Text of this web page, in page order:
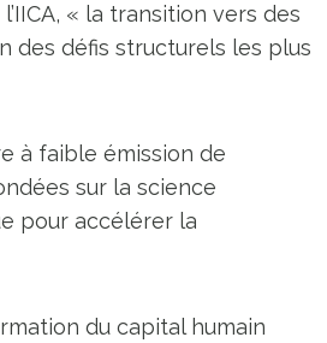
« la transition vers des
des défis structurels les plus
à faible émission de
sur la science
pour accélérer la
du capital humain